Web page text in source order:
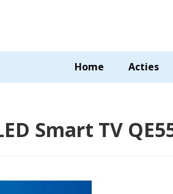
Home Acties
Smart TV